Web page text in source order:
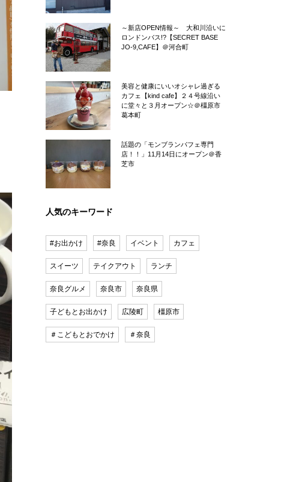
～新店OPEN情報～ 大和川沿いに
ロンドンバス!?【SECRET BASE
JO-9,CAFE】＠河合町
美容と健康にいいオシャレ過ぎる
カフェ【kind cafe】２４号線沿い
に堂々と３月オープン☆＠橿原市
葛本町
話題の「モンブランパフェ専門
店！！」11月14日にオープン＠香
芝市
人気のキーワード
#お出かけ #奈良 イベント カフェ
スイーツ テイクアウト ランチ
奈良グルメ 奈良市 奈良県
子どもとお出かけ 広陵町 橿原市
＃こどもとおでかけ ＃奈良